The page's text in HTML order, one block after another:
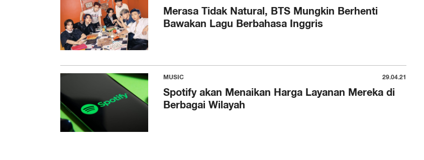
Merasa Tidak Natural, BTS Mungkin Berhenti
Bawakan Lagu Berbahasa Inggris
MUSIC 29.04.21
Spotify akan Menaikan Harga Layanan Mereka di
Berbagai Wilayah